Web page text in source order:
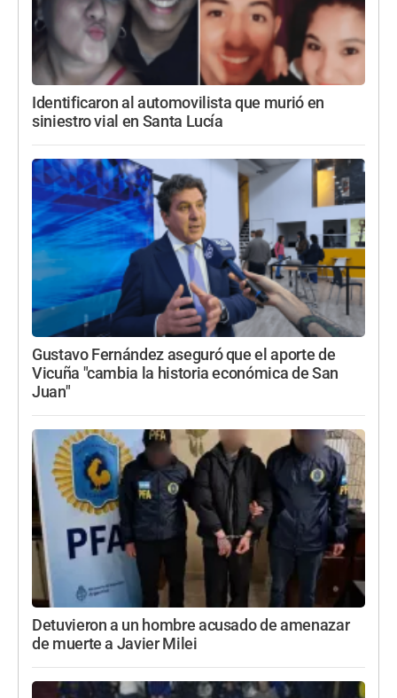
Identificaron al automovilista que murió en
siniestro vial en Santa Lucía
Gustavo Fernández aseguró que el aporte de
Vicuña "cambia la historia económica de San
Juan"
Detuvieron a un hombre acusado de amenazar
de muerte a Javier Milei